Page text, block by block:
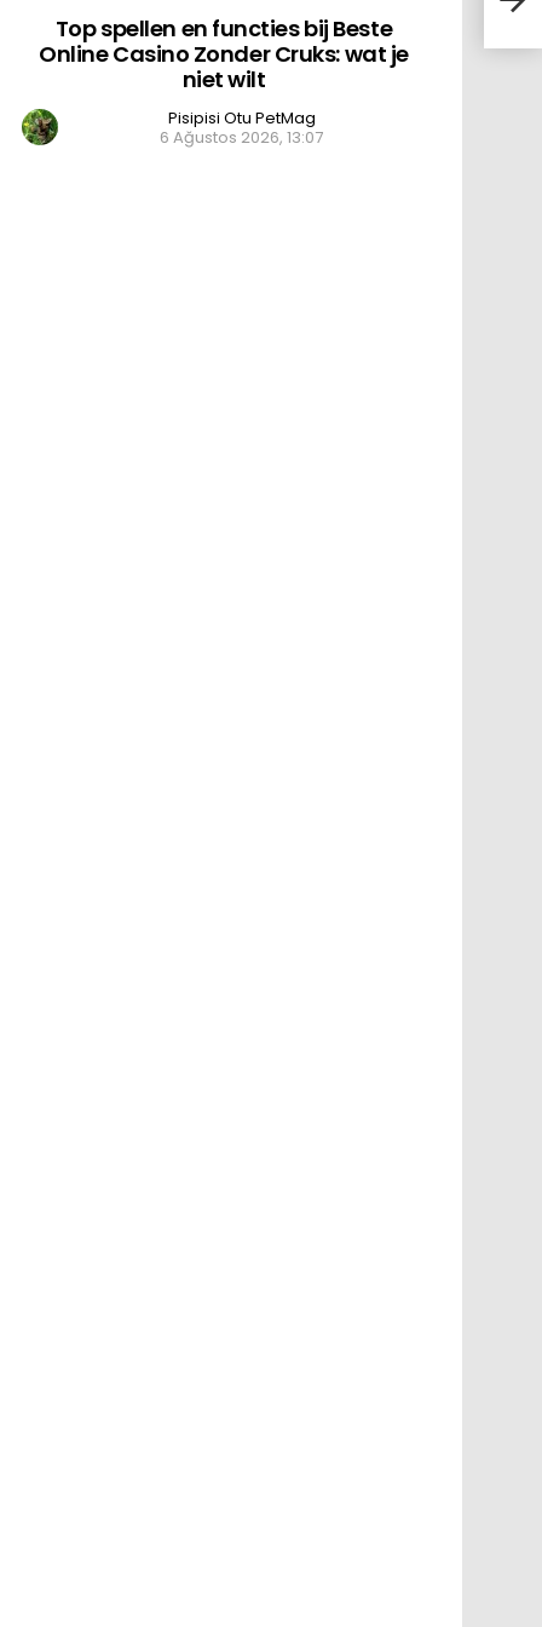
en
functies
bij
Beste
Casino
Zonder
Top spellen en functies bij Beste
Online Casino Zonder Cruks: wat je
niet wilt
Pisipisi Otu PetMag
6 Ağustos 2026, 13:07